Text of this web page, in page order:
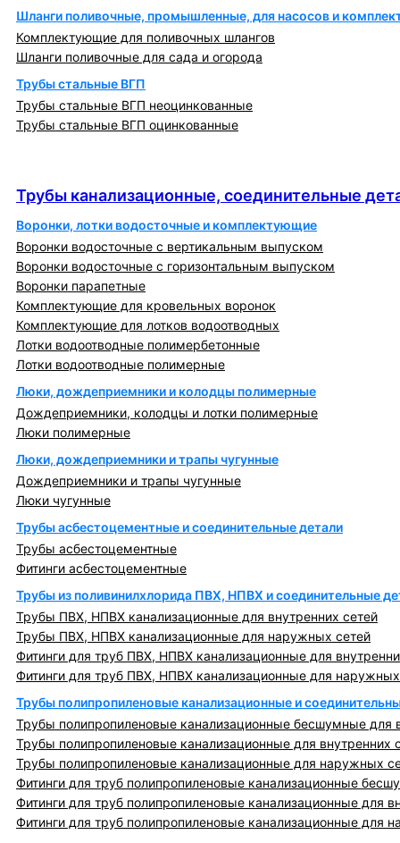
Шланги поливочные, промышленные, для насосов и
Комплектующие для поливочных шлангов
Шланги поливочные для сада и огорода
Трубы стальные ВГП
Трубы стальные ВГП неоцинкованные
Трубы стальные ВГП оцинкованные
Трубы канализационные, соединительные
Воронки, лотки водосточные и комплектующие
Воронки водосточные с вертикальным выпуском
Воронки водосточные с горизонтальным выпуском
Воронки парапетные
Комплектующие для кровельных воронок
Комплектующие для лотков водоотводных
Лотки водоотводные полимербетонные
Лотки водоотводные полимерные
Люки, дождеприемники и колодцы полимерные
Дождеприемники, колодцы и лотки полимерные
Люки полимерные
Люки, дождеприемники и трапы чугунные
Дождеприемники и трапы чугунные
Люки чугунные
Трубы асбестоцементные и соединительные детали
Трубы асбестоцементные
Фитинги асбестоцементные
Трубы из поливинилхлорида ПВХ, НПВХ и соединительные
Трубы ПВХ, НПВХ канализационные для внутренних сетей
Трубы ПВХ, НПВХ канализационные для наружных сетей
Фитинги для труб ПВХ, НПВХ канализационные для
Фитинги для труб ПВХ, НПВХ канализационные для
Трубы полипропиленовые канализационные и
Трубы полипропиленовые канализационные бесшумные для
Трубы полипропиленовые канализационные для внутренних
Трубы полипропиленовые канализационные для наружных
Фитинги для труб полипропиленовые канализационные
Фитинги для труб полипропиленовые канализационные для
Фитинги для труб полипропиленовые канализационные для